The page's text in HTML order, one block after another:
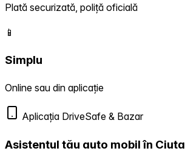
Plată securizată, poliță oficială
📱
Simplu
Online sau din aplicație
Aplicația DriveSafe & Bazar
Asistentul tău auto mobil în Ciuta